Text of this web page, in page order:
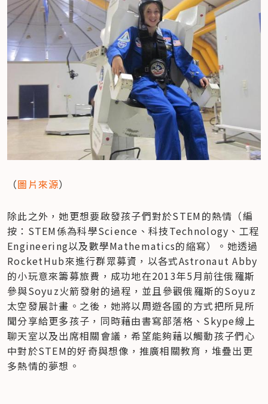
（圖片來源）
除此之外，她更想要啟發孩子們對於STEM的熱情（編
按：STEM係為科學Science、科技Technology、工程
Engineering以及數學Mathematics的縮寫）。她透過
RocketHub來進行群眾募資，以各式Astronaut Abby
的小玩意來籌募旅費，成功地在2013年5月前往俄羅斯
參與Soyuz火箭發射的過程，並且參觀俄羅斯的Soyuz
太空發展計畫。之後，她將以周遊各國的方式把所見所
聞分享給更多孩子，同時藉由書寫部落格、Skype線上
聊天室以及出席相關會議，希望能夠藉以觸動孩子們心
中對於STEM的好奇與想像，推廣相關教育，堆疊出更
多熱情的夢想。